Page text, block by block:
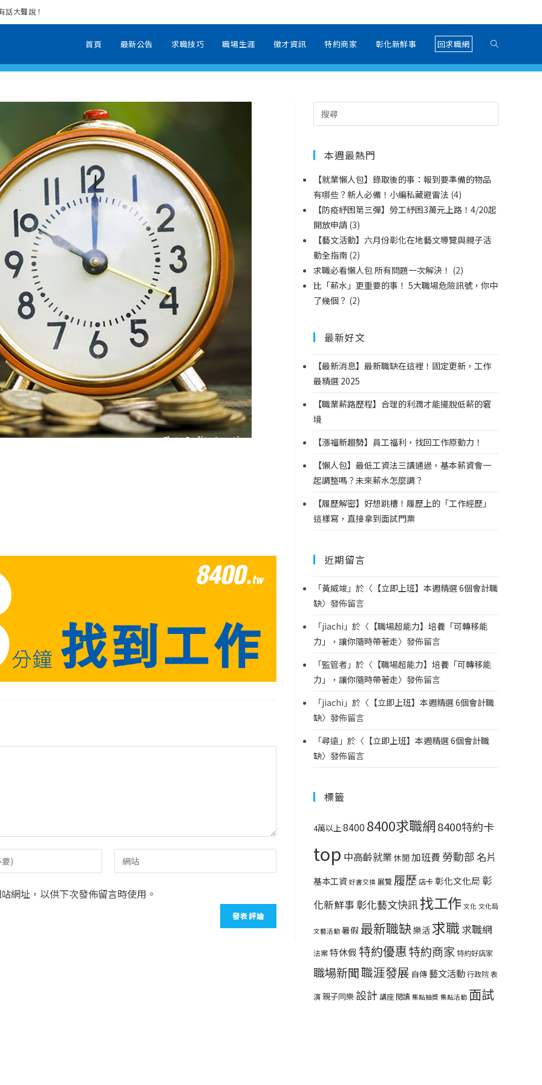
話大聲說！
首頁 最新公告 求職技巧 職場生涯 徵才資訊 特約商家 彰化新鮮事 回求職網
網址，以供下次發佈留言時使用。
本週最熱門
【就業懶人包】錄取後的事：報到要準備的物品
有哪些？新人必備！小編私藏避雷法 (4)
【防疫紓困第三彈】勞工紓困3萬元上路！4/20起
開放申請 (3)
【藝文活動】六月份彰化在地藝文導覽與親子活
動全指南 (2)
求職必看懶人包 所有問題一次解決！ (2)
比「薪水」更重要的事！ 5大職場危險訊號，你中
了幾個？ (2)
最新好文
【最新消息】最新職缺在這裡！固定更新，工作
最精選 2025
【職業薪路歷程】合理的利潤才能擺脫低薪的窘
境
【漲福新趨勢】員工福利，找回工作原動力！
【懶人包】最低工資法三讀通過，基本薪資會一
起調整嗎？未來薪水怎麼調？
【履歷解密】好想跳槽！履歷上的「工作經歷」
這樣寫，直接拿到面試門票
近期留言
「黃威竣 」於〈 【立即上班】本週精選 6個會計職
缺〉發佈留言
「jiachi 」於〈 【職場超能力】培養「可轉移能
力」，讓你隨時帶著走〉發佈留言
「監管者 」於〈 【職場超能力】培養「可轉移能
力」，讓你隨時帶著走〉發佈留言
「jiachi 」於〈 【立即上班】本週精選 6個會計職
缺〉發佈留言
「尋遠 」於〈 【立即上班】本週精選 6個會計職
缺〉發佈留言
標籤
4萬以上8400 8400求職網8400特約卡
top 中高齡就業休閒加班費 勞動部 名片
基本工資 好書交換 展覽 履歷店卡彰化文化局彰
化新鮮事 彰化藝文快訊找工作 文化 文化局
文藝活動 暑假 最新職缺樂活求職 求職網
法案特休假 特約優惠特約商家 特約好店家
職場新聞職涯發展 自傳 藝文活動行政院表
演親子同樂 設計 講座閱讀 集點抽獎 集點活動 面試